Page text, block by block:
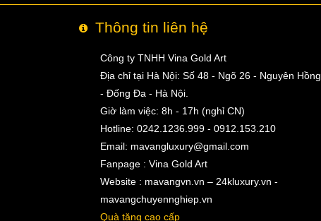
Thông tin liên hệ
Công ty TNHH Vina Gold Art
Địa chỉ tại Hà Nội: Số 48 - Ngõ 26 - Nguyên Hồng
- Đống Đa - Hà Nội.
Giờ làm việc: 8h - 17h (nghỉ CN)
Hotline: 0242.1236.999 - 0912.153.210
Email: mavangluxury@gmail.com
Fanpage : Vina Gold Art
Website : mavangvn.vn – 24kluxury.vn -
mavangchuyennghiep.vn
Quà tặng cao cấp